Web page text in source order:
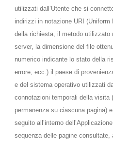
utilizzati dall’Utente che si
indirizzi in notazione URI (Uniform
della richiesta, il metodo utilizzato
server, la dimensione del file
numerico indicante lo stato della
errore, ecc.) il paese di
e del sistema operativo utilizzati
connotazioni temporali della visita
permanenza su ciascuna pagina)
seguito all’interno
sequenza delle pagine